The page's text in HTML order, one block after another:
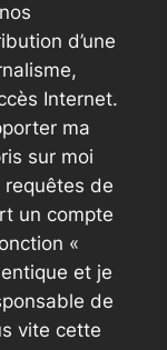
d’une
Internet.
ma
sur moi
requêtes de
un compte
«
et je
de
vite cette